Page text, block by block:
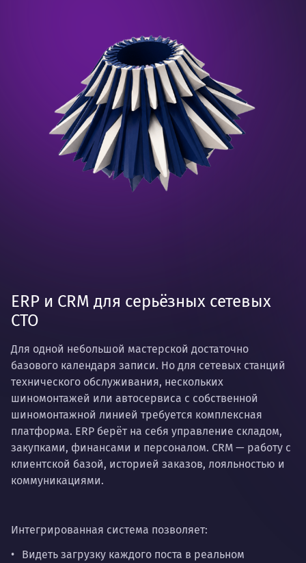
ERP и CRM для серьёзных сетевых
СТО
Для одной небольшой мастерской достаточно
базового календаря записи. Но для сетевых станций
технического обслуживания, нескольких
шиномонтажей или автосервиса с собственной
шиномонтажной линией требуется комплексная
платформа. ERP берёт на себя управление складом,
закупками, финансами и персоналом. CRM — работу с
клиентской базой, историей заказов, лояльностью и
коммуникациями.
Интегрированная система позволяет:
Видеть загрузку каждого поста в реальном